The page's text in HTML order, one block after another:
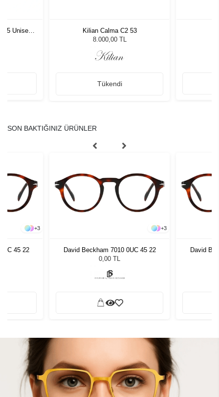
Unisex
Kilian Calma C2 53
8.000,00 TL
Tükendi
SON BAKTIĞINIZ ÜRÜNLER
+3
45 22
+3
David Beckham 7010 0UC 45 22
0,00 TL
David